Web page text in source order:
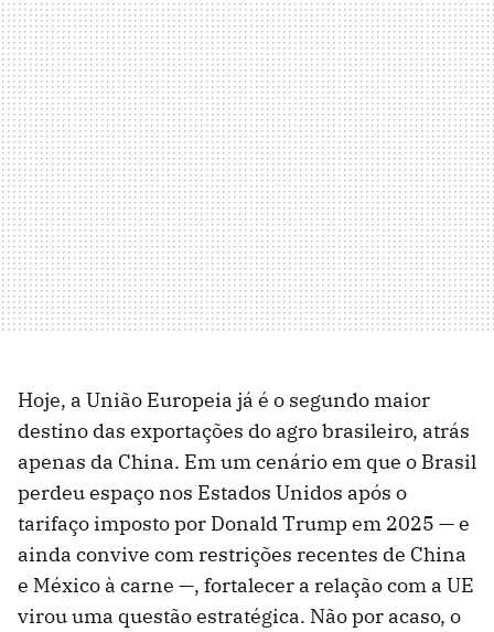
Hoje, a União Europeia já é o segundo maior
destino das exportações do agro brasileiro, atrás
apenas da China. Em um cenário em que o Brasil
perdeu espaço nos Estados Unidos após o
tarifaço imposto por Donald Trump em 2025 — e
ainda convive com restrições recentes de China
e México à carne —, fortalecer a relação com a UE
virou uma questão estratégica. Não por acaso, o